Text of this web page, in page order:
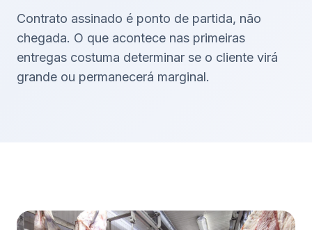
Contrato assinado é ponto de partida, não
chegada. O que acontece nas primeiras
entregas costuma determinar se o cliente virá
grande ou permanecerá marginal.